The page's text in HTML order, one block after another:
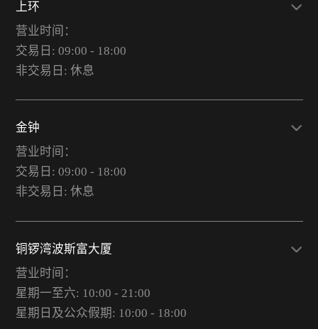
上环
营业时间：
交易日: 09:00 - 18:00
非交易日: 休息
金钟
营业时间：
交易日: 09:00 - 18:00
非交易日: 休息
铜锣湾波斯富大厦
营业时间：
星期一至六: 10:00 - 21:00
星期日及公众假期: 10:00 - 18:00